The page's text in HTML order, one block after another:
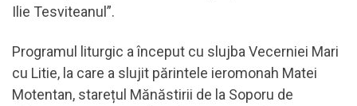
Ilie Tesviteanul”.
Programul liturgic a început cu slujba Vecerniei Mari
cu Litie, la care a slujit părintele ieromonah Matei
Motentan, starețul Mănăstirii de la Soporu de